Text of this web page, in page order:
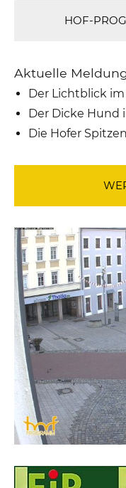
HOF-
Aktuelle
Der Lichtblick
Der Dicke Hund
Die Hofer